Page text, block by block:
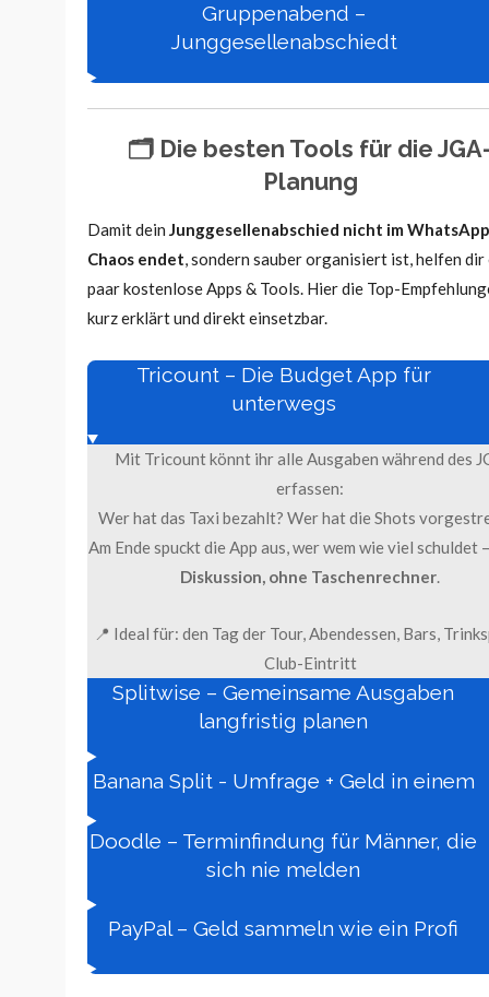
Gruppenabend –
Junggesellenabschiedt
🗂️ Die besten Tools für die
Planung
Damit dein Junggesellenabschied nicht im
Chaos endet, sondern sauber organisiert ist, helfen dir
paar kostenlose Apps & Tools. Hier die Top-
kurz erklärt und direkt einsetzbar.
Tricount – Die Budget App für
unterwegs
Mit Tricount könnt ihr alle Ausgaben während des
erfassen:
Wer hat das Taxi bezahlt? Wer hat die Shots
Am Ende spuckt die App aus, wer wem wie viel schuldet
Diskussion, ohne Taschenrechner.
📍 Ideal für: den Tag der Tour, Abendessen, Bars,
Club-Eintritt
Splitwise – Gemeinsame Ausgaben
langfristig planen
Banana Split - Umfrage + Geld in einem
Doodle – Terminfindung für Männer, die
sich nie melden
PayPal – Geld sammeln wie ein Profi